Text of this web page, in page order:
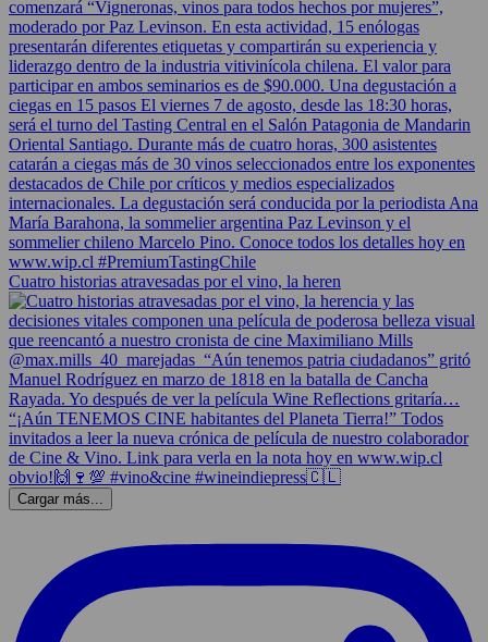
Cuatro historias atravesadas por el vino, la heren
Cargar más...